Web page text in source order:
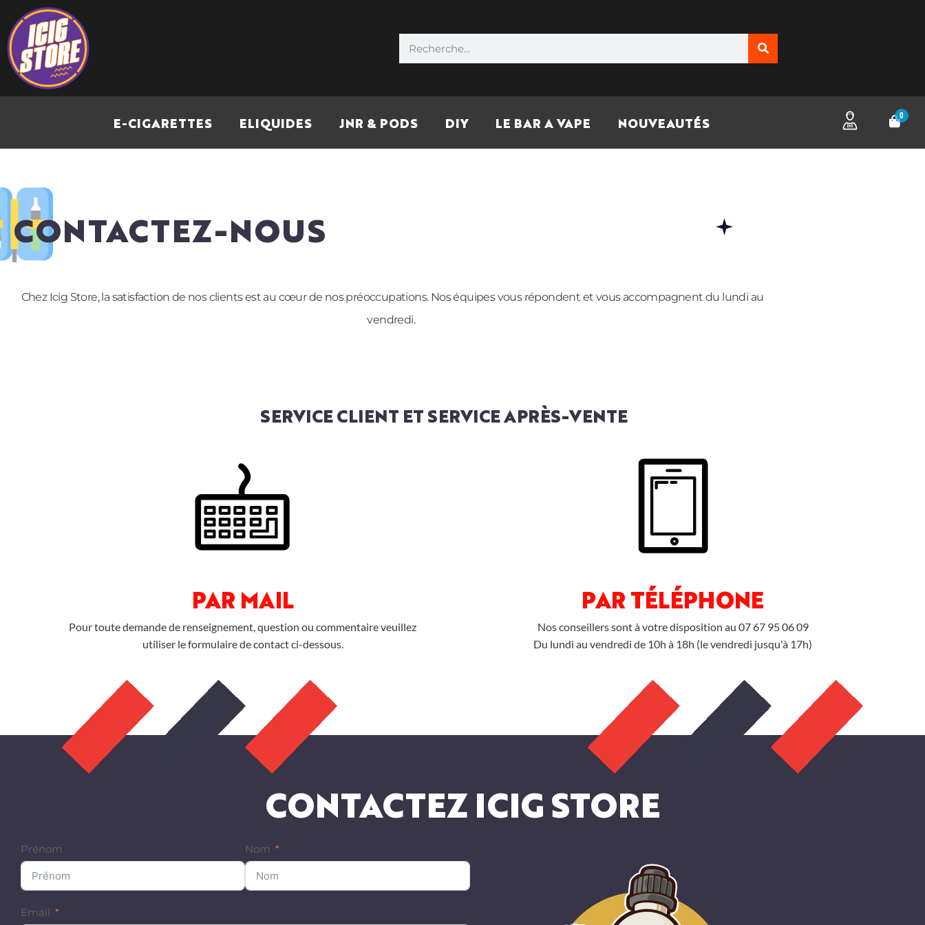
E-CIGARETTES ELIQUIDES JNR & PODS DIY LE BAR A VAPE NOUVEAUTÉS 0
CONTACTEZ-NOUS
Chez Icig Store, la satisfaction de nos clients est au cœur de nos préoccupations. Nos équipes vous répondent et vous accompagnent du lundi au
vendredi.
SERVICE CLIENT ET SERVICE APRÈS-VENTE
PAR MAIL
Pour toute demande de renseignement, question ou commentaire veuillez
utiliser le formulaire de contact ci-dessous.
PAR TÉLÉPHONE
Nos conseillers sont à votre disposition au 07 67 95 06 09
Du lundi au vendredi de 10h à 18h (le vendredi jusqu'à 17h)
CONTACTEZ ICIG STORE
Prénom Nom
Email